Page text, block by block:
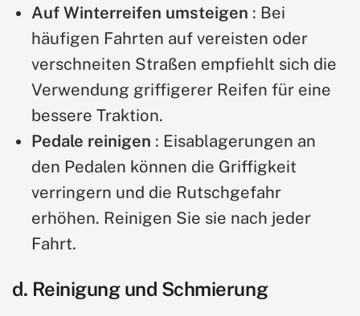
Auf Winterreifen umsteigen : Bei
häufigen Fahrten auf vereisten oder
verschneiten Straßen empfiehlt sich die
Verwendung griffigerer Reifen für eine
bessere Traktion.
Pedale reinigen : Eisablagerungen an
den Pedalen können die Griffigkeit
verringern und die Rutschgefahr
erhöhen. Reinigen Sie sie nach jeder
Fahrt.
d. Reinigung und Schmierung